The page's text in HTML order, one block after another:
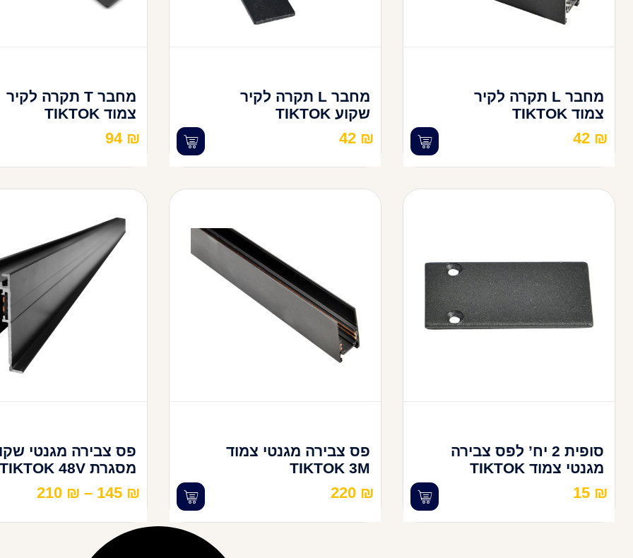
מחבר L תקרה לקיר
צמוד TIKTOK
42 ₪
מחבר L תקרה לקיר
שקוע TIKTOK
42 ₪
מחבר T תקרה לקיר
צמוד TIKTOK
94 ₪
סופית 2 יח’ לפס צבירה
מגנטי צמוד TIKTOK
15 ₪
פס צבירה מגנטי צמוד
TIKTOK 3M
220 ₪
פס צבירה מגנטי
מסגרת TIKTOK 48V
145 ₪
–
210 ₪